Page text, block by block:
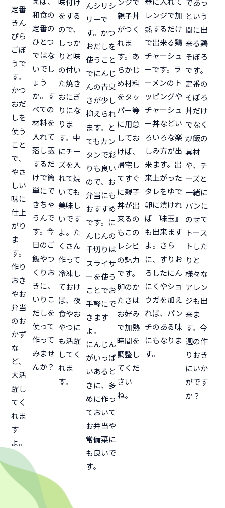
定番
きん
ぴら
ごぼ
うで
す。
かつ
おだ
しを
使う
こと
で、
やさ
しい
味に
仕上
がり
ま
す。
作り
おき
やお
弁当
のお
かず
な
ど、
大活
躍し
てく
れま
す
よ。
和食の
定番の
ひとつ
ではな
いでし
ょう
か。す
べての
材料を
入れて
落し蓋
するだ
けで簡
単にで
きちゃ
うんで
す。今
日のご
飯やつ
くりお
きに、
いりこ
だしを
使って
作って
みませ
んか？
をする
ので、
しっか
りと味
の付い
た焼き
おにぎ
りにな
りま
す。中
にチー
ズを入
れて焼
いても
美味し
いです
よ。た
くさん
作って
冷凍し
ておけ
ば、夜
食やお
やつに
も活躍
してく
れま
す。
んシリシ
リーで
す。かつ
おだしを
使うこと
でにんじ
んの青臭
さが少し
抑えられ
ます。と
てもカン
タンで彩
りも良い
ので、お
弁当にも
おすすめ
です。に
んじんの
千切りは
スライサ
ーを使う
ことでお
手軽にで
きます
よ。
にんじん
がいっぱ
いあると
きに、多
めに作っ
ておいて
お弁当や
常備菜に
も良いで
す。
親子丼
がつく
れま
す。あ
らかじ
め材料
をタッ
パー等
に用意
してお
けば、
帰宅し
てすぐ
に親子
丼が出
来るの
もこの
レシピ
の魅力
です。
卵のか
たさは
お好み
で加熱
時間を
調整し
てくだ
さい
ね。
レンジで加
熱するだけ
で出来る鶏
チャーシュ
ーです。ラ
ーメンのト
ッピングや
チャーシュ
ー丼などい
ろいろな楽
しみ方が出
来ます。出
来上がった
タレをゆで
卵に漬けれ
ば『味玉』
も出来ます
よ。さら
に、すりお
ろしたにん
にくやショ
ウガを加え
れば、パン
チのある味
にもなりま
す。
であっ
という
間に出
来る鶏
そぼろ
です。
定番の
そぼろ
丼だけ
でなく
炒飯の
具材
や、チ
ーズと
一緒に
パンに
のせて
トース
トした
りと
様々な
アレン
ジも出
来ま
す。今
週の作
りおき
にいか
がです
か？